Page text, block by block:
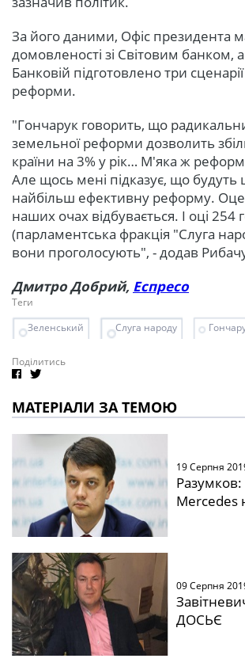
За його даними, Офіс президента
домовленості зі Світовим банком,
Банковій підготовлено три
реформи.
"Гончарук говорить, що
земельної реформи дозволить
країни на 3% у рік… М'яка ж
Але щось мені підказує, що будуть
найбільш ефективну реформу.
наших очах відбувається. І оці 254
(парламентська фракція "Слуга
вони проголосують", - додав
Дмитро Добрий, Еспресо
Теги
Зеленський
Слуга народу
Поділитись
МАТЕРІАЛИ ЗА ТЕМОЮ
19 Серпня
Mercedes
09 Серпня
ДОСЬЄ